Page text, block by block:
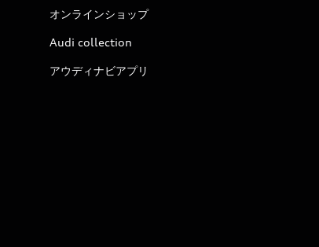
オンラインショップ
Audi collection
アウディナビアプリ